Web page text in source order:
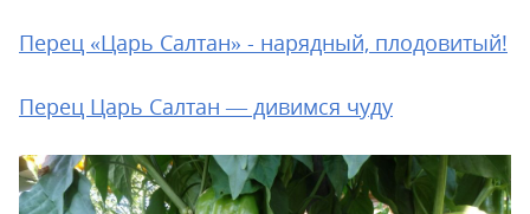
Перец «Царь Салтан» - нарядный, плодовитый!
Перец Царь Салтан — дивимся чуду